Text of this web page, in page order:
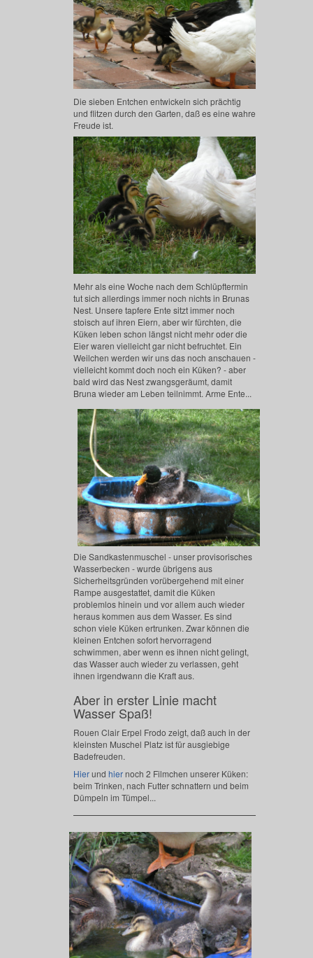
Die sieben Entchen entwickeln sich prächtig
und flitzen durch den Garten, daß es eine wahre
Freude ist.
Mehr als eine Woche nach dem Schlüpftermin
tut sich allerdings immer noch nichts in Brunas
Nest. Unsere tapfere Ente sitzt immer noch
stoisch auf ihren Eiern, aber wir fürchten, die
Küken leben schon längst nicht mehr oder die
Eier waren vielleicht gar nicht befruchtet. Ein
Weilchen werden wir uns das noch anschauen -
vielleicht kommt doch noch ein Küken? - aber
bald wird das Nest zwangsgeräumt, damit
Bruna wieder am Leben teilnimmt. Arme Ente...
Die Sandkastenmuschel - unser provisorisches
Wasserbecken - wurde übrigens aus
Sicherheitsgründen vorübergehend mit einer
Rampe ausgestattet, damit die Küken
problemlos hinein und vor allem auch wieder
heraus kommen aus dem Wasser. Es sind
schon viele Küken ertrunken. Zwar können die
kleinen Entchen sofort hervorragend
schwimmen, aber wenn es ihnen nicht gelingt,
das Wasser auch wieder zu verlassen, geht
ihnen irgendwann die Kraft aus.
Aber in erster Linie macht
Wasser Spaß!
Rouen Clair Erpel Frodo zeigt, daß auch in der
kleinsten Muschel Platz ist für ausgiebige
Badefreuden.
Hierund hiernoch 2 Filmchen unserer Küken:
beim Trinken, nach Futter schnattern und beim
Dümpeln im Tümpel...